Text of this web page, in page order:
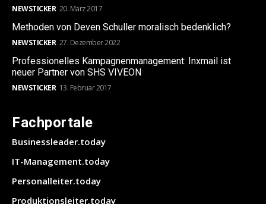
NEWSTICKER 20. März 2017
Methoden von Deven Schuller moralisch bedenklich?
NEWSTICKER 27. Dezember 2022
Professionelles Kampagnenmanagement: Inxmail ist
neuer Partner von SHS VIVEON
NEWSTICKER 13. Februar 2017
Fachportale
Businessleader.today
IT-Management.today
Personalleiter.today
Produktionsleiter.today